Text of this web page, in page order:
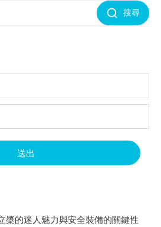
搜尋
送出
槳的迷人魅力與安全裝備的關鍵性